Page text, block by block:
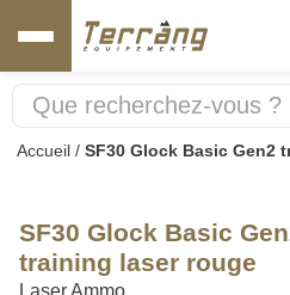
Accueil / SF30 Glock Basic Gen2
SF30 Glock Basic
training laser rouge
Laser Ammo